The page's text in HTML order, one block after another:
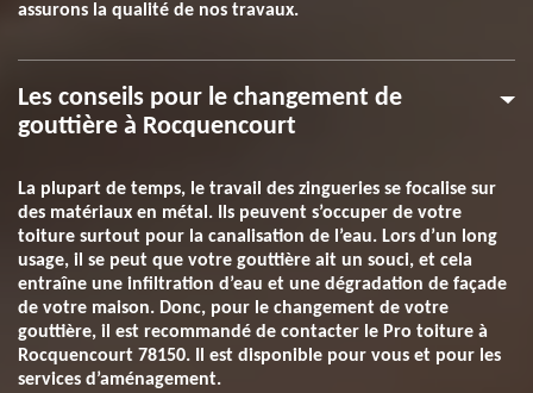
assurons la qualité de nos travaux.
Les conseils pour le changement de
gouttière à Rocquencourt
La plupart de temps, le travail des zingueries se focalise sur
des matériaux en métal. Ils peuvent s’occuper de votre
toiture surtout pour la canalisation de l’eau. Lors d’un long
usage, il se peut que votre gouttière ait un souci, et cela
entraîne une infiltration d’eau et une dégradation de façade
de votre maison. Donc, pour le changement de votre
gouttière, il est recommandé de contacter le Pro toiture à
Rocquencourt 78150. Il est disponible pour vous et pour les
services d’aménagement.